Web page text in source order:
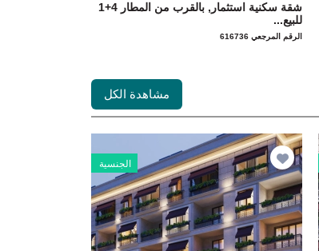
شقة سكنية استثمار, بالقرب من المطار 4+1
للبيع...
الرقم المرجعي 616736
مشاهدة الكل
الجنسية